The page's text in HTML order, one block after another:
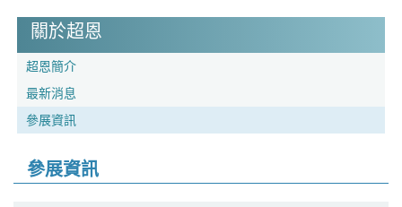
關於超恩
超恩簡介
最新消息
參展資訊
參展資訊